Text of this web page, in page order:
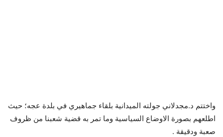
واختتم د.مجدلاني جولته الميدانية بلقاء جماهيري في بلدة عجه؛ حيث
اطلعهم بصورة الاوضاع السياسية وما تمر به قضية شعبنا من ظروف
صعبة ودقيقة .